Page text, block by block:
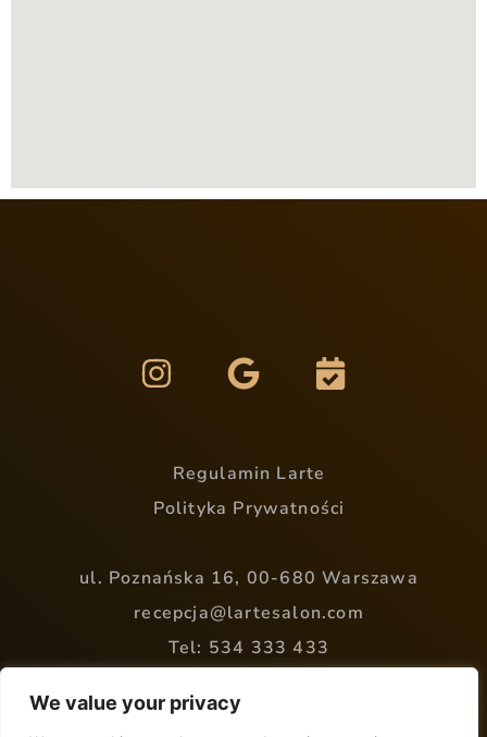
We value your privacy
Regulamin Larte
Polityka Prywatności
ul. Poznańska 16, 00-680 Warszawa
recepcja@lartesalon.com
Tel: 534 333 433
Stronę Internetową wykonała firma